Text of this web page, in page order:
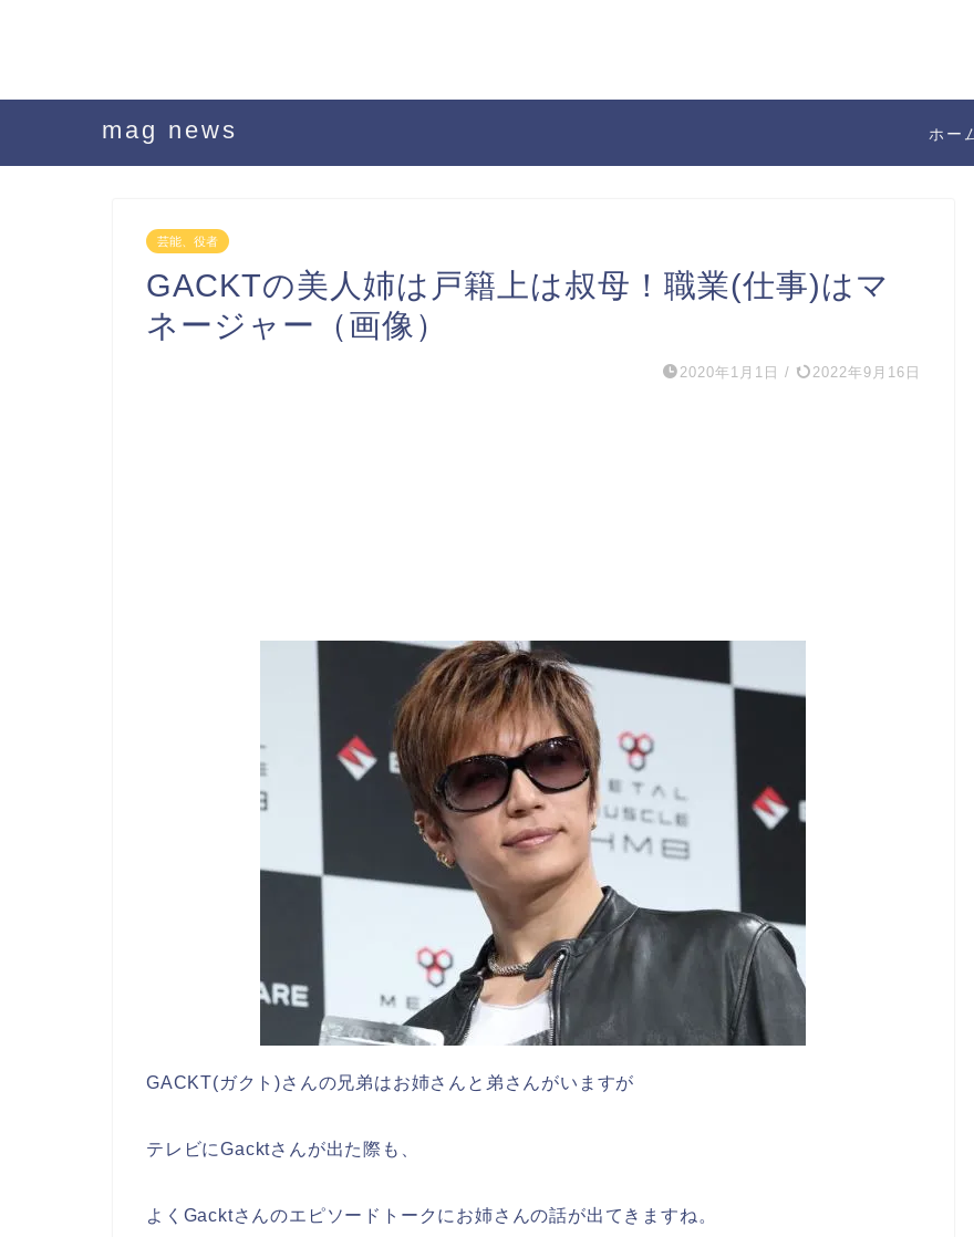
mag news ホー
芸能、役者
GACKTの美人姉は戸籍上は叔母！職業(仕事)はマ
ネージャー（画像）
2020年1月1日 / 2022年9月16日
GACKT(ガクト)さんの兄弟はお姉さんと弟さんがいますが
テレビにGacktさんが出た際も、
よくGacktさんのエピソードトークにお姉さんの話が出てきますね。